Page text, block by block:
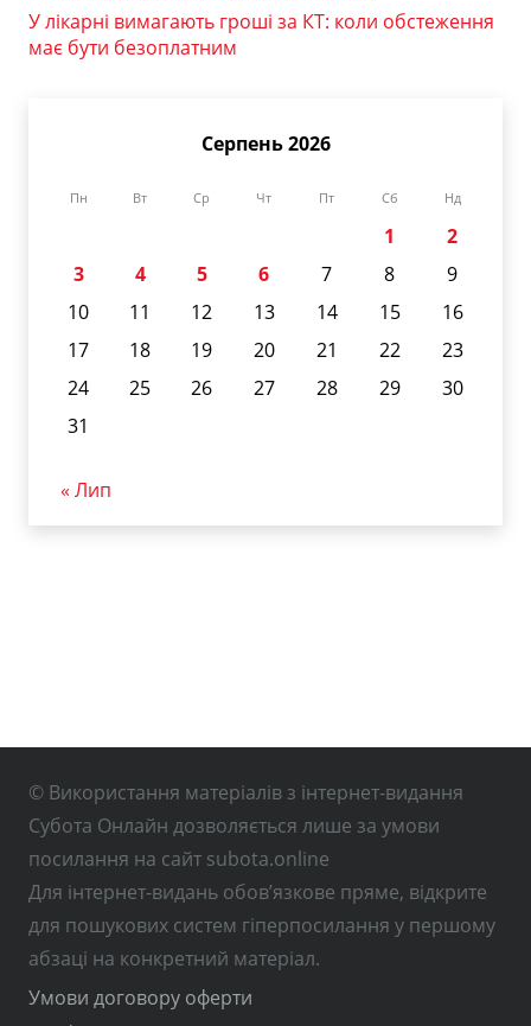
У лікарні вимагають гроші за КТ: коли обстеження
має бути безоплатним
Серпень 2026
Пн Вт Ср Чт Пт Сб Нд
1
2
3
4 5 6 7 8
9
10
11 12 13 14 15
16
17
18 19 20 21 22
23
24
25 26 27 28 29
30
31
« Лип
© Використання матеріалів з інтернет-видання
Субота Онлайн дозволяється лише за умови
посилання на сайт subota.online
Для інтернет-видань обов’язкове пряме, відкрите
для пошукових систем гіперпосилання у першому
абзаці на конкретний матеріал.
Умови договору оферти